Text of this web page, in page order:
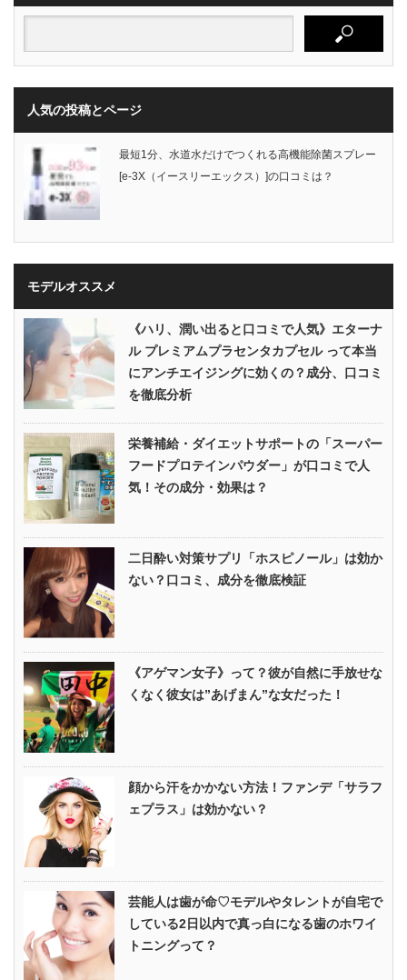
人気の投稿とページ
最短1分、水道水だけでつくれる高機能除菌スプレー
[e-3X（イースリーエックス）]の口コミは？
モデルオススメ
《ハリ、潤い出ると口コミで人気》エターナ
ル プレミアムプラセンタカプセル って本当
にアンチエイジングに効くの？成分、口コミ
を徹底分析
栄養補給・ダイエットサポートの「スーパー
フードプロテインパウダー」が口コミで人
気！その成分・効果は？
二日酔い対策サプリ「ホスピノール」は効か
ない？口コミ、成分を徹底検証
《アゲマン女子》って？彼が自然に手放せな
くなく彼女は”あげまん”な女だった！
顔から汗をかかない方法！ファンデ「サラフ
ェプラス」は効かない？
芸能人は歯が命♡モデルやタレントが自宅で
している2日以内で真っ白になる歯のホワイ
トニングって？